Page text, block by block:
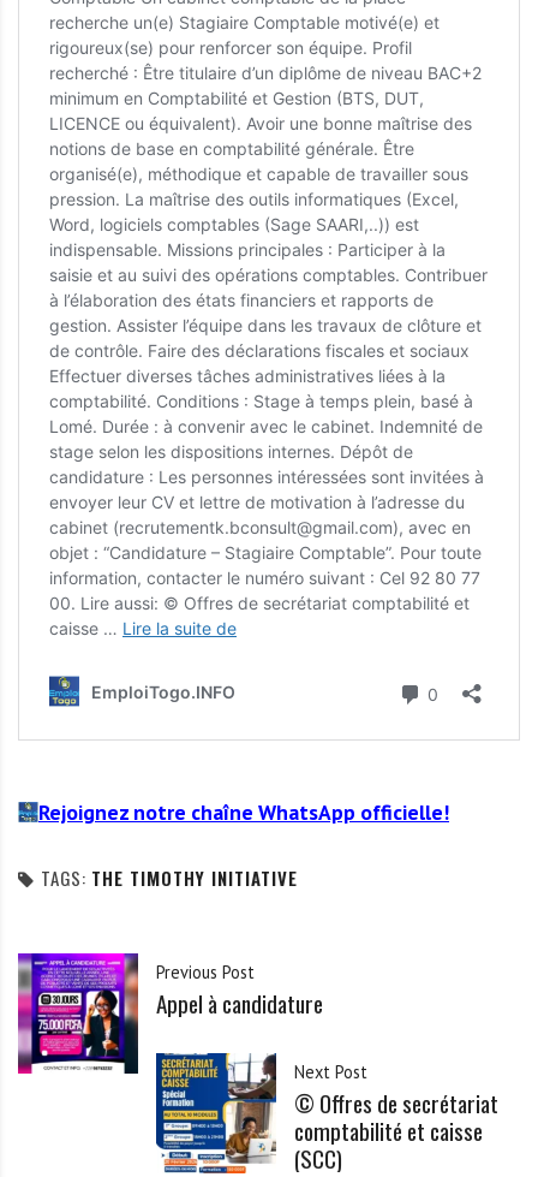
Rejoignez notre chaîne WhatsApp officielle!
TAGS: THE TIMOTHY INITIATIVE
Previous Post
Appel à candidature
Next Post
© Offres de secrétariat
comptabilité et caisse
(SCC)